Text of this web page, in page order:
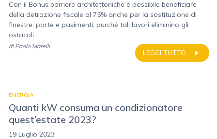
Con il Bonus barriere architettoniche è possibile beneficiare
della detrazione fiscale al 75% anche per la sostituzione di
finestre, porte e pavimenti, purché tali lavori eliminino gli
ostacoli...
LEGGI TUTTO
di Paolo Marelli
ENERGIA
Quanti kW consuma un condizionatore
quest’estate 2023?
19 Luglio 2023